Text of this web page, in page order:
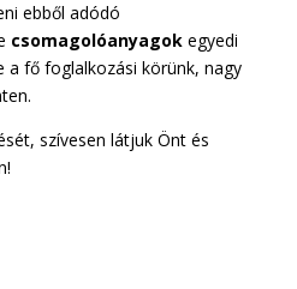
ebből adódó
csomagolóanyagokegyedi
a fő foglalkozási körünk, nagy
szívesen látjuk Önt és